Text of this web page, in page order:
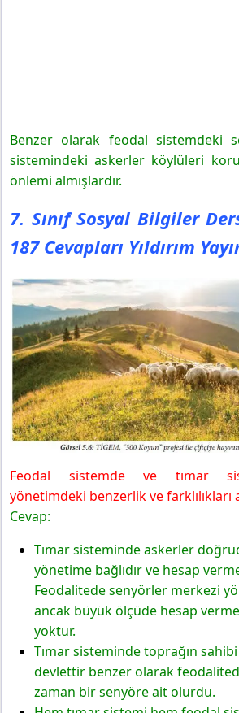
Benzer olarak feodal sistemdeki
sistemindeki askerler köylüleri
önlemi almışlardır.
7. Sınıf Sosyal Bilgiler
187 Cevapları Yıldırım
Feodal sistemde ve tımar
yönetimdeki benzerlik ve farklılıkları
Cevap:
Tımar sisteminde askerler
yönetime bağlıdır ve hesap
Feodalitede senyörler merkezi
ancak büyük ölçüde hesap
yoktur.
Tımar sisteminde toprağın
devlettir benzer olarak
zaman bir senyöre ait olurdu.